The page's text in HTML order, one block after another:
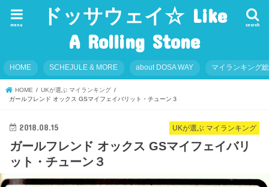
ドッサウェイ☆ Like
A Rolling Stone
search
menu
HOME SCHEJULE & MORE about DOSA WAY マイランキング
HOME
UKが選ぶ マイランキング
ガールフレンド オックス GSマイフェイバリット・チューン３
UKが選ぶ マイランキング
2018.08.15
ガールフレンド オックス GSマイフェイバリ
ット・チューン３